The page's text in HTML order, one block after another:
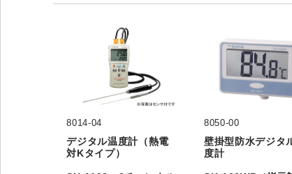
8014-04
デジタル温度計（熱電
対Kタイプ）
8050-00
壁掛型防水デジタ
度計